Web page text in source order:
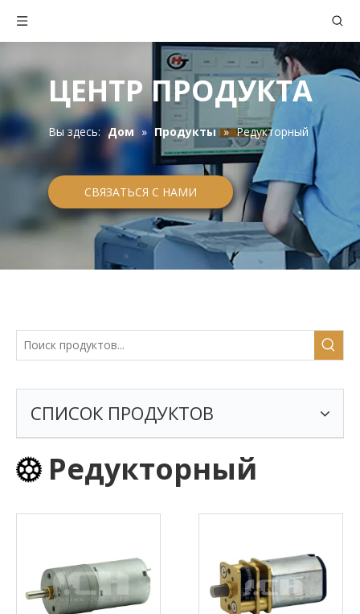
ЦЕНТР ПРОДУКТА
Вы здесь: Дом » Продукты » Редукторный
СВЯЗАТЬСЯ С НАМИ
СПИСОК ПРОДУКТОВ
Редукторный